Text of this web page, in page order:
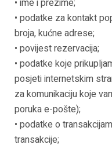
• ime i prezime;
• podatke za kontakt
broja, kućne adrese;
• povijest rezervacija;
• podatke koje
posjeti internetskim
za komunikaciju koje
poruka e-pošte);
• podatke o
transakcije;